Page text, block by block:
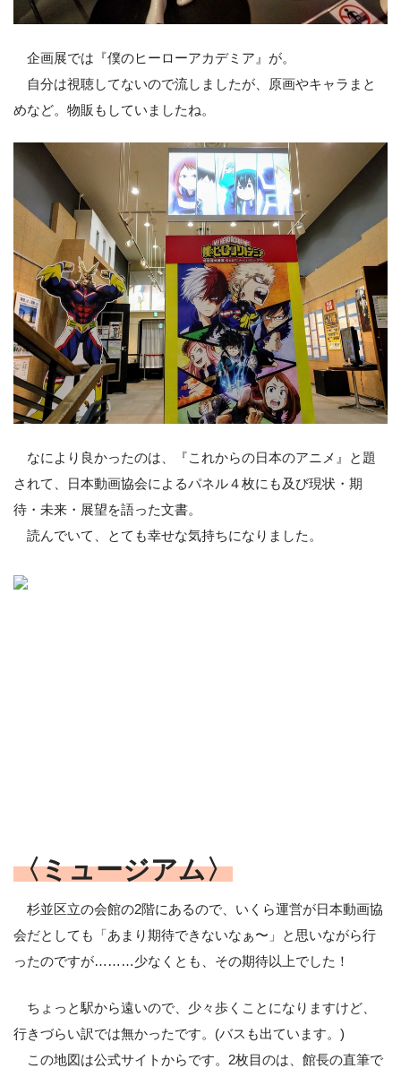
企画展では『僕のヒーローアカデミア』が。
自分は視聴してないので流しましたが、原画やキャラまと
めなど。物販もしていましたね。
なにより良かったのは、『これからの日本のアニメ』と題
されて、日本動画協会によるパネル４枚にも及び現状・期
待・未来・展望を語った文書。
読んでいて、とても幸せな気持ちになりました。
〈ミュージアム〉
杉並区立の会館の2階にあるので、いくら運営が日本動画協
会だとしても「あまり期待できないなぁ〜」と思いながら行
ったのですが………少なくとも、その期待以上でした！
ちょっと駅から遠いので、少々歩くことになりますけど、
行きづらい訳では無かったです。(バスも出ています。)
この地図は公式サイトからです。2枚目のは、館長の直筆で